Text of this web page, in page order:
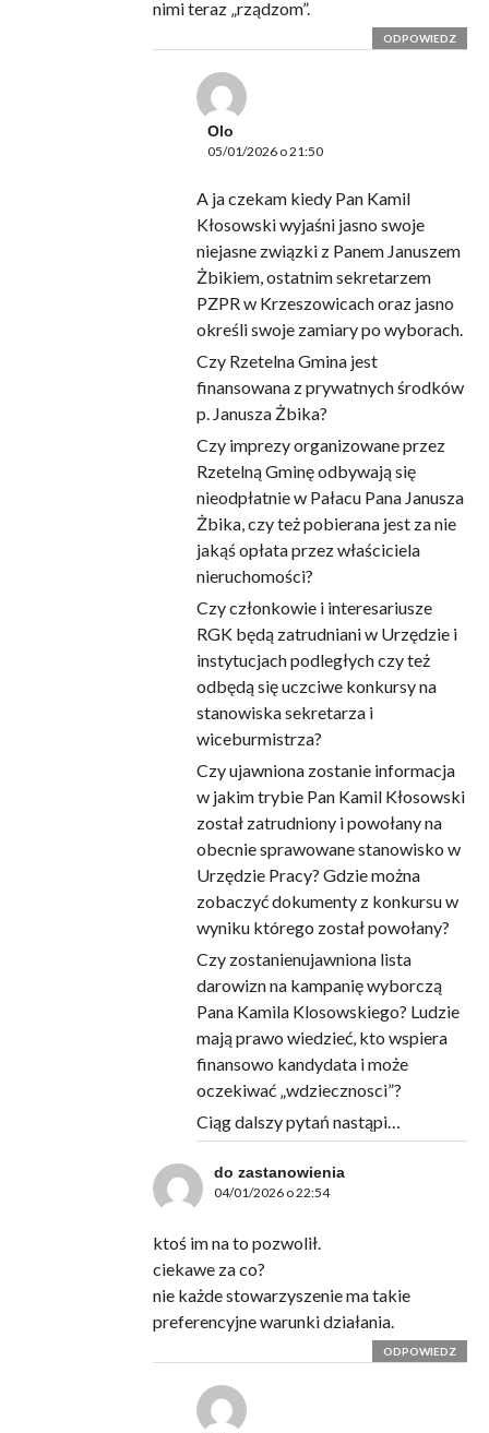
nimi teraz „rządzom”.
ODPOWIEDZ
Olo
05/01/2026 o 21:50
A ja czekam kiedy Pan Kamil
Kłosowski wyjaśni jasno swoje
niejasne związki z Panem Januszem
Żbikiem, ostatnim sekretarzem
PZPR w Krzeszowicach oraz jasno
określi swoje zamiary po wyborach.
Czy Rzetelna Gmina jest
finansowana z prywatnych środków
p. Janusza Żbika?
Czy imprezy organizowane przez
Rzetelną Gminę odbywają się
nieodpłatnie w Pałacu Pana Janusza
Żbika, czy też pobierana jest za nie
jakąś opłata przez właściciela
nieruchomości?
Czy członkowie i interesariusze
RGK będą zatrudniani w Urzędzie i
instytucjach podległych czy też
odbędą się uczciwe konkursy na
stanowiska sekretarza i
wiceburmistrza?
Czy ujawniona zostanie informacja
w jakim trybie Pan Kamil Kłosowski
został zatrudniony i powołany na
obecnie sprawowane stanowisko w
Urzędzie Pracy? Gdzie można
zobaczyć dokumenty z konkursu w
wyniku którego został powołany?
Czy zostanienujawniona lista
darowizn na kampanię wyborczą
Pana Kamila Klosowskiego? Ludzie
mają prawo wiedzieć, kto wspiera
finansowo kandydata i może
oczekiwać „wdziecznosci”?
Ciąg dalszy pytań nastąpi…
do zastanowienia
04/01/2026 o 22:54
ktoś im na to pozwolił.
ciekawe za co?
nie każde stowarzyszenie ma takie
preferencyjne warunki działania.
ODPOWIEDZ